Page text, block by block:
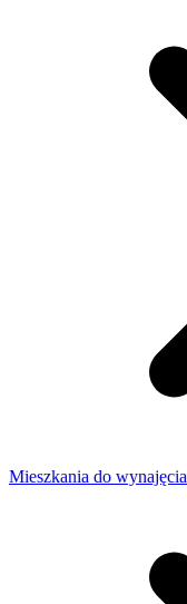
Mieszkania do wynajęcia